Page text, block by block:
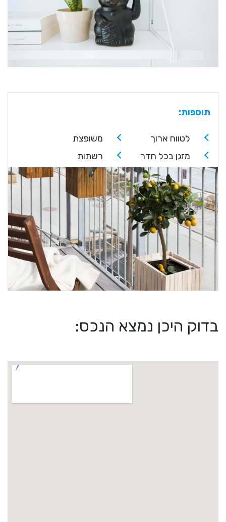
תוספות:
לטווח ארוך
משופצת
מזגן בכל חדר
רשתות
בדוק היכן נמצא הנכס: